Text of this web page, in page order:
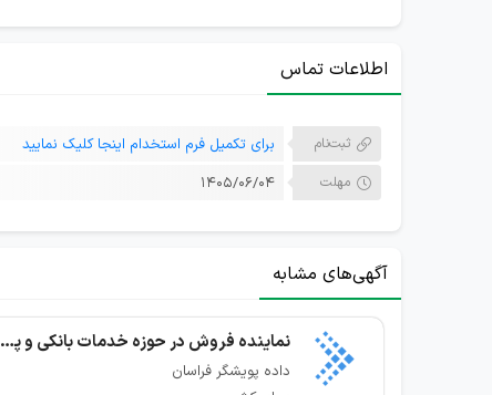
اطلاعات تماس
ثبت‌نام برای تکمیل فرم استخدام اینجا کلیک نمایید
مهلت ۱۴۰۵/۰۶/۰۴
آگهی‌های مشابه
نماینده فروش در حوزه خدمات بانکی و پرداخت
داده پویشگر فراسان